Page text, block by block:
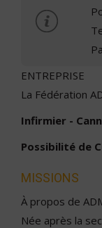
ENTREPRISE
Infirmier -
Possibilité de
MISSIONS
À propos de
Née après la